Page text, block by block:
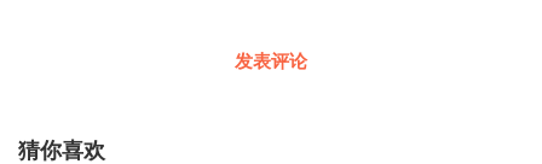
发表评论
猜你喜欢